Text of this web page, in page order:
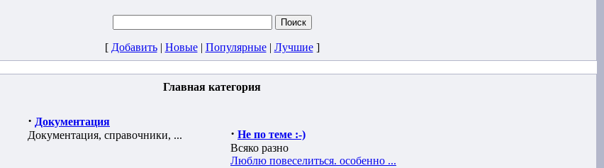
[ Добавить| Новые| Популярные| Лучшие]
Главная категория
· Документация
Документация, справочники, ...
· Не по теме :-)
Всяко разно
Люблю повеселиться. особенно ...